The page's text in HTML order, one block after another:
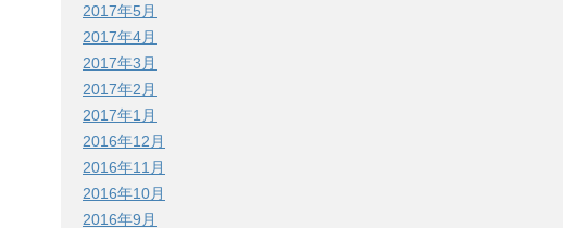
2017年5月
2017年4月
2017年3月
2017年2月
2017年1月
2016年12月
2016年11月
2016年10月
2016年9月